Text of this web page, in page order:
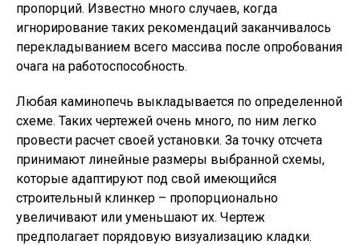
пропорций. Известно много случаев, когда
игнорирование таких рекомендаций заканчивалось
перекладыванием всего массива после опробования
очага на работоспособность.
Любая каминопечь выкладывается по определенной
схеме. Таких чертежей очень много, по ним легко
провести расчет своей установки. За точку отсчета
принимают линейные размеры выбранной схемы,
которые адаптируют под свой имеющийся
строительный клинкер – пропорционально
увеличивают или уменьшают их. Чертеж
предполагает порядовую визуализацию кладки.